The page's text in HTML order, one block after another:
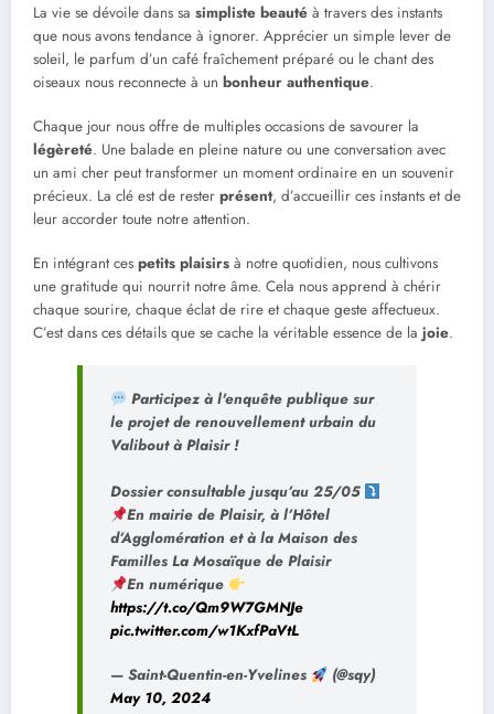
La vie se dévoile dans sa simpliste beauté à travers des instants
que nous avons tendance à ignorer. Apprécier un simple lever de
soleil, le parfum d’un café fraîchement préparé ou le chant des
oiseaux nous reconnecte à un bonheur authentique.
Chaque jour nous offre de multiples occasions de savourer la
légèreté. Une balade en pleine nature ou une conversation avec
un ami cher peut transformer un moment ordinaire en un souvenir
précieux. La clé est de rester présent, d’accueillir ces instants et de
leur accorder toute notre attention.
En intégrant ces petits plaisirs à notre quotidien, nous cultivons
une gratitude qui nourrit notre âme. Cela nous apprend à chérir
chaque sourire, chaque éclat de rire et chaque geste affectueux.
C’est dans ces détails que se cache la véritable essence de la joie.
Participez à l'enquête publique sur
le projet de renouvellement urbain du
Valibout à Plaisir !
Dossier consultable jusqu’au 25/05
En mairie de Plaisir, à l’Hôtel
d’Agglomération et à la Maison des
Familles La Mosaïque de Plaisir
En numérique
https://t.co/Qm9W7GMNJe
pic.twitter.com/w1KxfPaVtL
— Saint-Quentin-en-Yvelines
(@sqy)
May 10, 2024